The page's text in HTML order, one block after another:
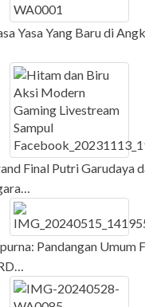
Yasa Yang Baru di
Final Putri Garudaya
Pandangan Umum